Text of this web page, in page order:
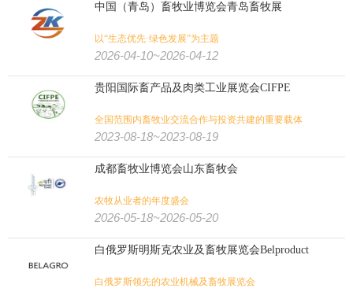
中国（青岛）畜牧业博览会青岛畜牧展
以“生态优先·绿色发展”为主题
2026-04-10~2026-04-12
贵阳国际畜产品及肉类工业展览会CIFPE
全国范围内畜牧业交流合作与投资共建的重要载体
2023-08-18~2023-08-19
成都畜牧业博览会山东畜牧会
农牧从业者的年度盛会
2026-05-18~2026-05-20
白俄罗斯明斯克农业及畜牧展览会Belproduct
白俄罗斯领先的农业机械及畜牧展览会